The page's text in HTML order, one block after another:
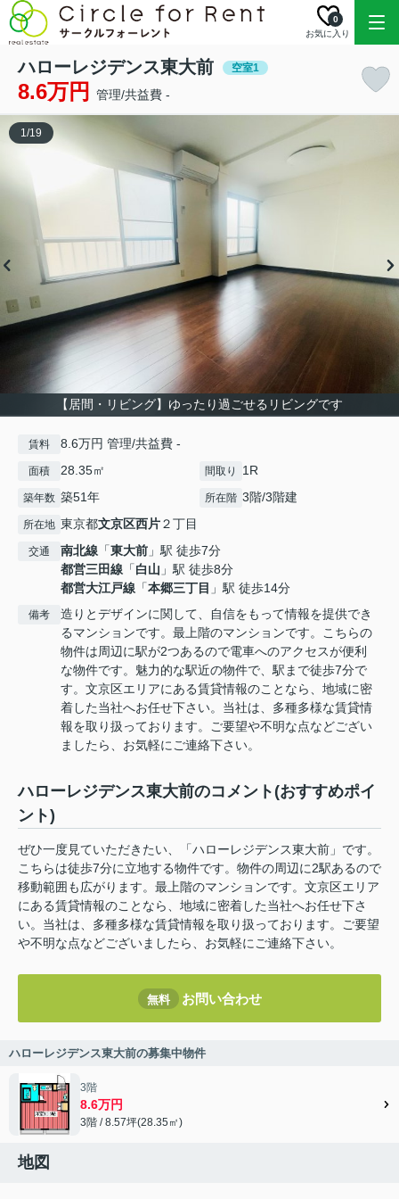
お気に入り
0
ハローレジデンス東大前 空室1
8.6万円 管理/共益費 -
【居間・リビング】ゆったり過ごせるリビングです
1/19
賃料 8.6万円 管理/共益費 -
面積 28.35㎡ 間取り 1R
築年数 築51年 所在階 3階/3階建
所在地 東京都文京区西片２丁目
交通 南北線 「東大前 」駅 徒歩7分
都営三田線 「白山 」駅 徒歩8分
都営大江戸線 「本郷三丁目 」駅 徒歩14分
備考
造りとデザインに関して、自信をもって情報を提供でき
るマンションです。最上階のマンションです。こちらの
物件は周辺に駅が2つあるので電車へのアクセスが便利
な物件です。魅力的な駅近の物件で、駅まで徒歩7分で
す。文京区エリアにある賃貸情報のことなら、地域に密
着した当社へお任せ下さい。当社は、多種多様な賃貸情
報を取り扱っております。ご要望や不明な点などござい
ましたら、お気軽にご連絡下さい。
ハローレジデンス東大前のコメント(おすすめポイ
ント)
ぜひ一度見ていただきたい、「ハローレジデンス東大前」です。
こちらは徒歩7分に立地する物件です。物件の周辺に2駅あるので
移動範囲も広がります。最上階のマンションです。文京区エリア
にある賃貸情報のことなら、地域に密着した当社へお任せ下さ
い。当社は、多種多様な賃貸情報を取り扱っております。ご要望
や不明な点などございましたら、お気軽にご連絡下さい。
無料 お問い合わせ
ハローレジデンス東大前の募集中物件
3階
8.6万円
3階 / 8.57坪(28.35㎡)
地図